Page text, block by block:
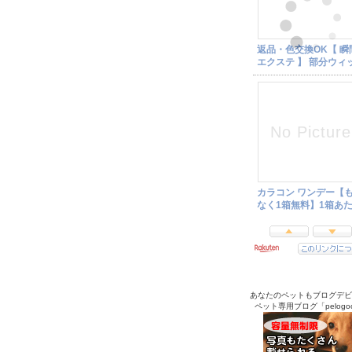
あなたのペットもブログデ
ペット専用ブログ「